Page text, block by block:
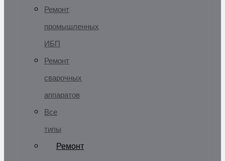
Ремонт
промышленных
ИБП
Ремонт
сварочных
аппаратов
Все
типы
Ремонт